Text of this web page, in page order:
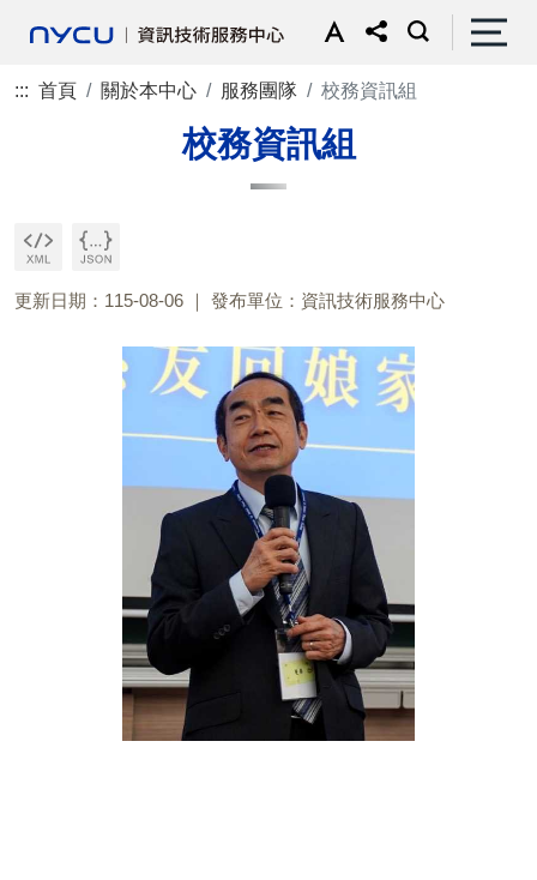
::: 首頁 關於本中心 服務團隊 校務資訊組
校務資訊組
更新日期：115-08-06 發布單位：資訊技術服務中心